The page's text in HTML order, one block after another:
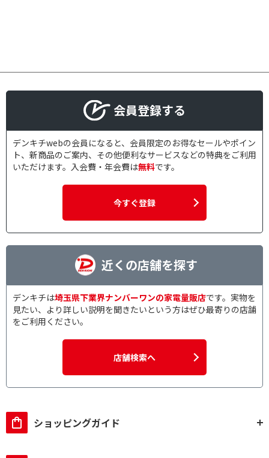
会員登録する
デンキチwebの会員になると、会員限定のお得なセールやポイン
ト、新商品のご案内、その他便利なサービスなどの特典をご利用
いただけます。入会費・年会費は無料です。
今すぐ登録
近くの店舗を探す
デンキチは埼玉県下業界ナンバーワンの家電量販店です。実物を
見たい、より詳しい説明を聞きたいという方はぜひ最寄りの店舗
をご利用ください。
店舗検索へ
ショッピングガイド